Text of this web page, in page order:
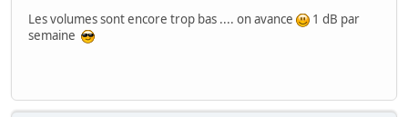
Les volumes sont encore trop bas .... on avance
1 dB par
semaine